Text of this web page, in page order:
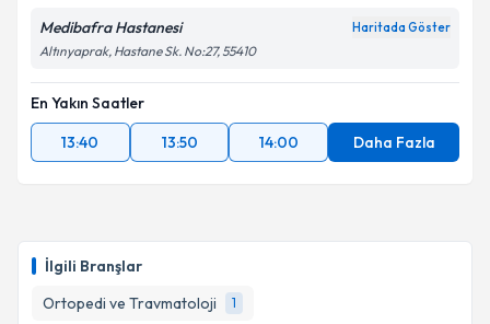
İlgili Branşlar
Ortopedi ve Travmatoloji
1
Medibafra Hastanesi Haritada Göster
Altınyaprak, Hastane Sk. No:27, 55410
En Yakın Saatler
13:40
13:50 14:00 Daha Fazla